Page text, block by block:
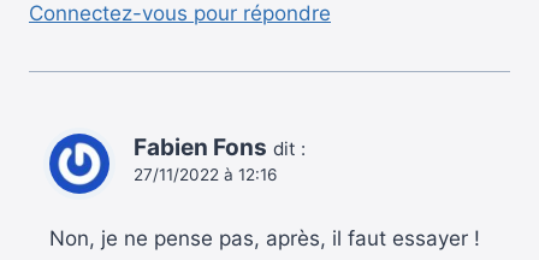
Connectez-vous pour répondre
Fabien Fons dit :
27/11/2022 à 12:16
Non, je ne pense pas, après, il faut essayer !